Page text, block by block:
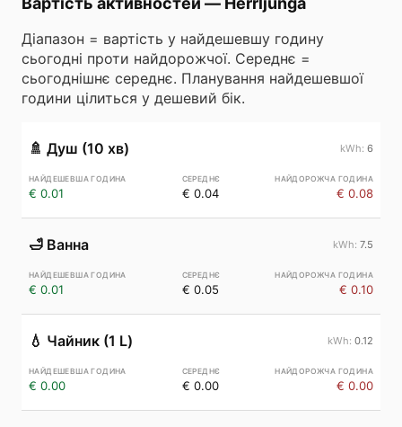
Діапазон = вартість у найдешевшу годину
сьогодні проти найдорожчої. Середнє =
сьогоднішнє середнє. Планування найдешевшої
години цілиться у дешевий бік.
🚿 Душ (10 хв) 6
€ 0.01 € 0.04 € 0.08
🛁 Ванна 7.5
€ 0.01 € 0.05 € 0.10
💧 Чайник (1 L) 0.12
€ 0.00 € 0.00 € 0.00